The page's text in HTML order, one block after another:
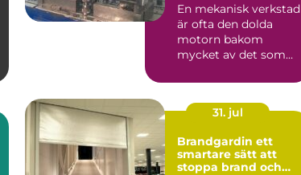
En mekanisk verkstad
är ofta den dolda
motorn bakom
mycket av det som
Maskiner ...
31. jul
Brandgardin ett
smartare sätt att
stoppa brand och